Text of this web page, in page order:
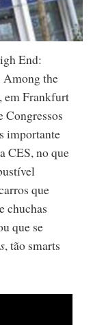
End:
the
em Frankfurt
Congressos
importante
CES, no que
que
chuchas
que se
, tão smarts